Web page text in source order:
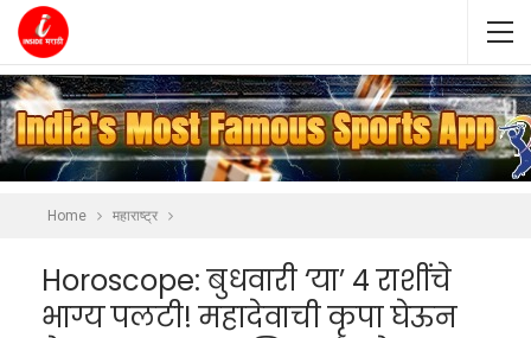
Home महाराष्ट्र
Horoscope: बुधवारी ‘या’ 4 राशींचे
भाग्य पलटी! महादेवाची कृपा घेऊन